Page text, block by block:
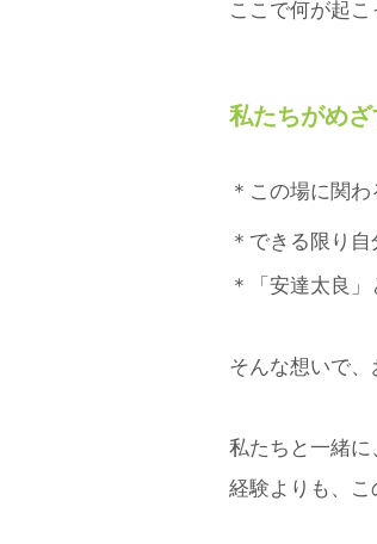
ここで何が起
私たちがめ
＊この場に関わ
＊できる限り
＊「安達太良
そんな想いで、
私たちと一緒に
経験よりも、こ